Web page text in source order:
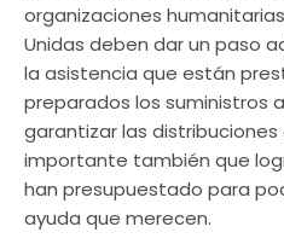
organizaciones
Unidas deben dar un paso
la asistencia que están
preparados los suministros
garantizar las distribuciones
importante también que
han presupuestado para
ayuda que merecen.